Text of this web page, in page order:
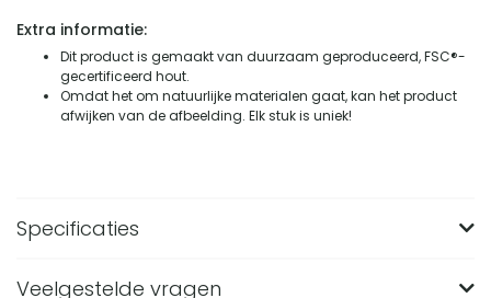
Extra informatie:
Dit product is gemaakt van duurzaam geproduceerd, FSC®-
gecertificeerd hout.
Omdat het om natuurlijke materialen gaat, kan het product
afwijken van de afbeelding. Elk stuk is uniek!
Specificaties
Merk
Veelgestelde vragen